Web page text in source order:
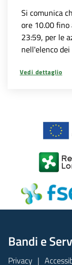
Si comunica
ore 10.00
23:59, per le
nell'elenco
Vedi dettaglio
Bandi e
Privacy